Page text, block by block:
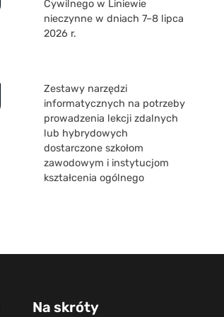
Cywilnego w Liniewie
nieczynne w dniach 7–8 lipca
2026 r.
Zestawy narzędzi
informatycznych na potrzeby
prowadzenia lekcji zdalnych
lub hybrydowych
dostarczone szkołom
zawodowym i instytucjom
kształcenia ogólnego
Na skróty